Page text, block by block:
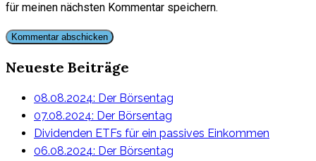
für meinen nächsten Kommentar speichern.
Neueste Beiträge
08.08.2024: Der Börsentag
07.08.2024: Der Börsentag
Dividenden ETFs für ein passives Einkommen
06.08.2024: Der Börsentag